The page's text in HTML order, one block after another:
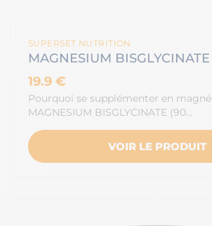
SUPERSET NUTRITION
MAGNESIUM
19.9 €
Pourquoi se supplémenter en
MAGNESIUM BISGLYCINATE (90…
VOIR LE PRODUIT